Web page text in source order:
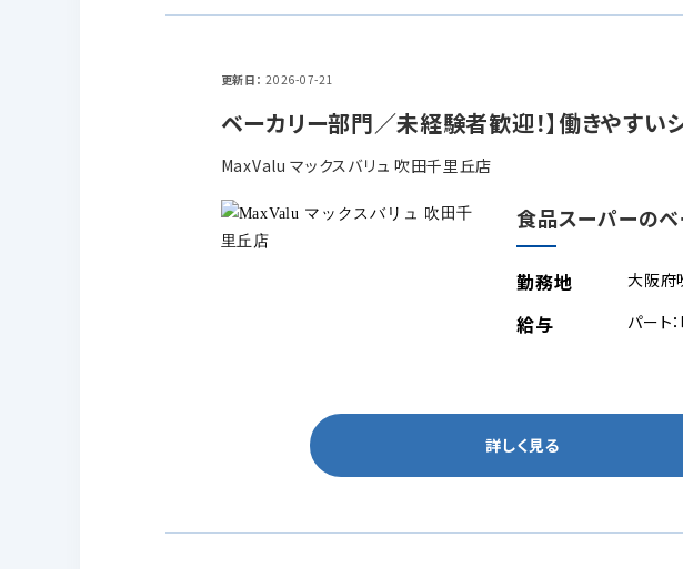
更新日 2026-07-21
ベーカリー部門／未経験者歓迎！】働きやすい
MaxValu マックスバリュ 吹田千里丘店
食品スーパーのベ
勤務地 大阪府
給与 パート
詳しく見る